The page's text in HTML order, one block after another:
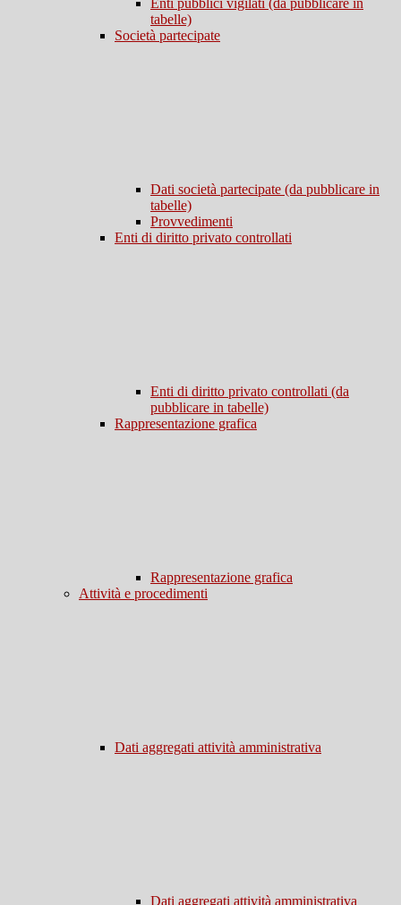
Enti pubblici vigilati (da pubblicare in
tabelle)
Società partecipate
Dati società partecipate (da pubblicare in
tabelle)
Provvedimenti
Enti di diritto privato controllati
Enti di diritto privato controllati (da
pubblicare in tabelle)
Rappresentazione grafica
Rappresentazione grafica
Attività e procedimenti
Dati aggregati attività amministrativa
Dati aggregati attività amministrativa